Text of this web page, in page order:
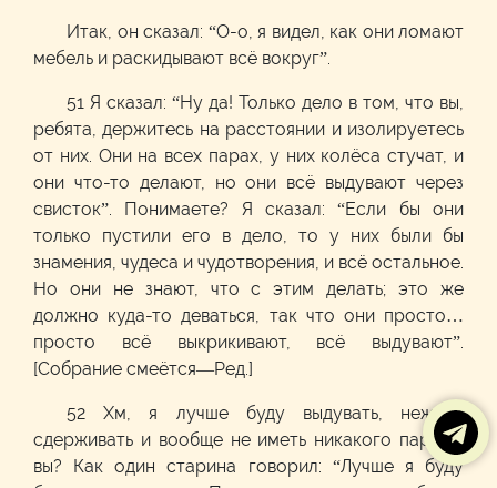
Итак, он сказал: “О-о, я видел, как они ломают
мебель и раскидывают всё вокруг”.
51 Я сказал: “Ну да! Только дело в том, что вы,
ребята, держитесь на расстоянии и изолируетесь
от них. Они на всех парах, у них колёса стучат, и
они что-то делают, но они всё выдувают через
свисток”. Понимаете? Я сказал: “Если бы они
только пустили его в дело, то у них были бы
знамения, чудеса и чудотворения, и всё остальное.
Но они не знают, что с этим делать; это же
должно куда-то деваться, так что они просто…
просто всё выкрикивают, всё выдувают”.
[Собрание смеётся—Ред.]
52 Хм, я лучше буду выдувать, нежели
сдерживать и вообще не иметь никакого пара. А
вы? Как один старина говорил: “Лучше я буду